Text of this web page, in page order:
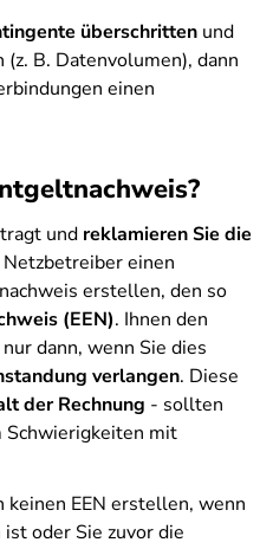
überschritten und
B. Datenvolumen), dann
einen
und reklamieren Sie die
einen
erstellen, den so
(EEN). Ihnen den
dann, wenn Sie dies
verlangen. Diese
der Rechnung - sollten
Schwierigkeiten mit
EEN erstellen, wenn
oder Sie zuvor die